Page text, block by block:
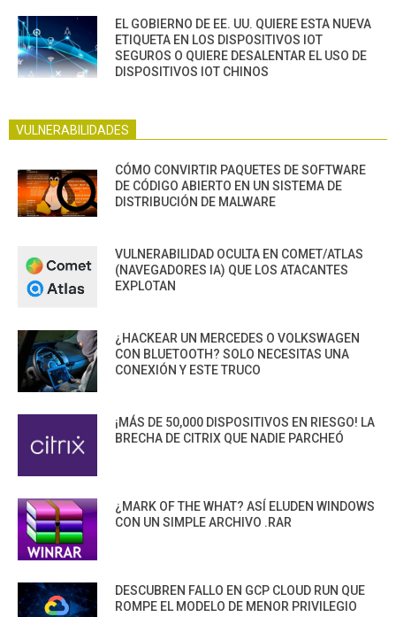
EL GOBIERNO DE EE. UU. QUIERE ESTA NUEVA
ETIQUETA EN LOS DISPOSITIVOS IOT
SEGUROS O QUIERE DESALENTAR EL USO DE
DISPOSITIVOS IOT CHINOS
VULNERABILIDADES
CÓMO CONVIRTIR PAQUETES DE SOFTWARE
DE CÓDIGO ABIERTO EN UN SISTEMA DE
DISTRIBUCIÓN DE MALWARE
VULNERABILIDAD OCULTA EN COMET/ATLAS
(NAVEGADORES IA) QUE LOS ATACANTES
EXPLOTAN
¿HACKEAR UN MERCEDES O VOLKSWAGEN
CON BLUETOOTH? SOLO NECESITAS UNA
CONEXIÓN Y ESTE TRUCO
¡MÁS DE 50,000 DISPOSITIVOS EN RIESGO! LA
BRECHA DE CITRIX QUE NADIE PARCHEÓ
¿MARK OF THE WHAT? ASÍ ELUDEN WINDOWS
CON UN SIMPLE ARCHIVO .RAR
DESCUBREN FALLO EN GCP CLOUD RUN QUE
ROMPE EL MODELO DE MENOR PRIVILEGIO